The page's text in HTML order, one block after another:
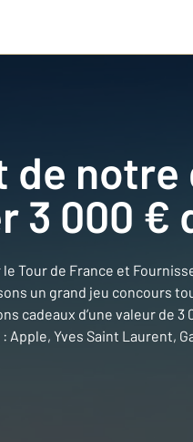
de
3 000 €
Tour de France et
un grand jeu concours
cadeaux d’une valeur de
Yves Saint Laurent,